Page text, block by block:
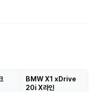
BMW X1 xDrive
20i X라인